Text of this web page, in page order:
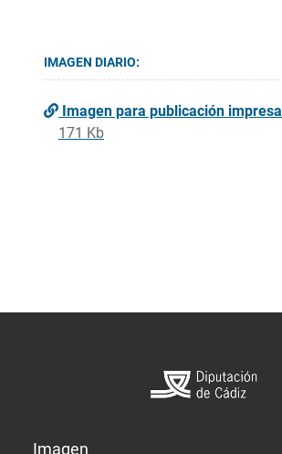
IMAGEN DIARIO:
Imagen para publicación impresa
171 Kb
Imagen